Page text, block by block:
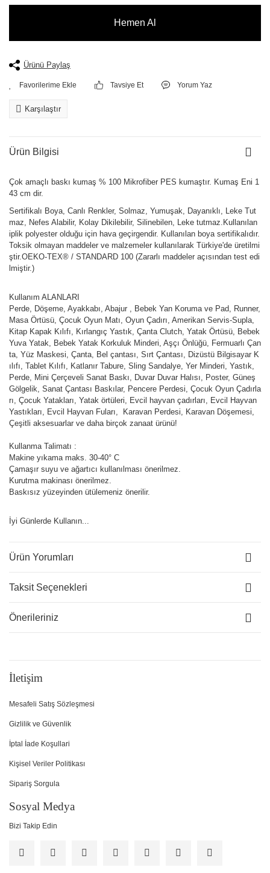
Hemen Al
Ürünü Paylaş
Tavsiye Et Yorum Yaz
Karşılaştır
Ürün Bilgisi
Çok amaçlı baskı kumaş % 100 Mikrofiber PES kumaştır. Kumaş Eni 1
43 cm dir.
Sertifikalı Boya, Canlı Renkler, Solmaz, Yumuşak, Dayanıklı, Leke Tut
maz, Nefes Alabilir, Kolay Dikilebilir, Silinebilen, Leke tutmaz.Kullanılan
iplik polyester olduğu için hava geçirgendir. Kullanılan boya sertifikalıdır.
Toksik olmayan maddeler ve malzemeler kullanılarak Türkiye'de üretilmi
ştir.OEKO-TEX® / STANDARD 100 (Zararlı maddeler açısından test edi
lmiştir.)
Kullanım ALANLARI
Perde, Döşeme, Ayakkabı, Abajur , Bebek Yan Koruma ve Pad, Runner,
Masa Örtüsü, Çocuk Oyun Matı, Oyun Çadırı, Amerikan Servis-Supla,
Kitap Kapak Kılıfı, Kırlangıç Yastık, Çanta Clutch, Yatak Örtüsü, Bebek
Yuva Yatak, Bebek Yatak Korkuluk Minderi, Aşçı Önlüğü, Fermuarlı Çan
ta, Yüz Maskesi, Çanta, Bel çantası, Sırt Çantası, Dizüstü Bilgisayar K
ılıfı, Tablet Kılıfı, Katlanır Tabure, Sling Sandalye, Yer Minderi, Yastık,
Perde, Mini Çerçeveli Sanat Baskı, Duvar Duvar Halısı, Poster, Güneş
Gölgelik, Sanat Çantası Baskılar, Pencere Perdesi, Çocuk Oyun Çadırla
rı, Çocuk Yatakları, Yatak örtüleri, Evcil hayvan çadırları, Evcil Hayvan
Yastıkları, Evcil Hayvan Fuları, Karavan Perdesi, Karavan Döşemesi,
Çeşitli aksesuarlar ve daha birçok zanaat ürünü!
Kullanma Talimatı :
Makine yıkama maks. 30-40° C
Çamaşır suyu ve ağartıcı kullanılması önerilmez.
Kurutma makinası önerilmez.
Baskısız yüzeyinden ütülemeniz önerilir.
İyi Günlerde Kullanın...
Ürün Yorumları
Taksit Seçenekleri
Önerileriniz
İletişim
Mesafeli Satış Sözleşmesi
Gizlilik ve Güvenlik
İptal İade Koşullari
Kişisel Veriler Politikası
Sipariş Sorgula
Sosyal Medya
Bizi Takip Edin